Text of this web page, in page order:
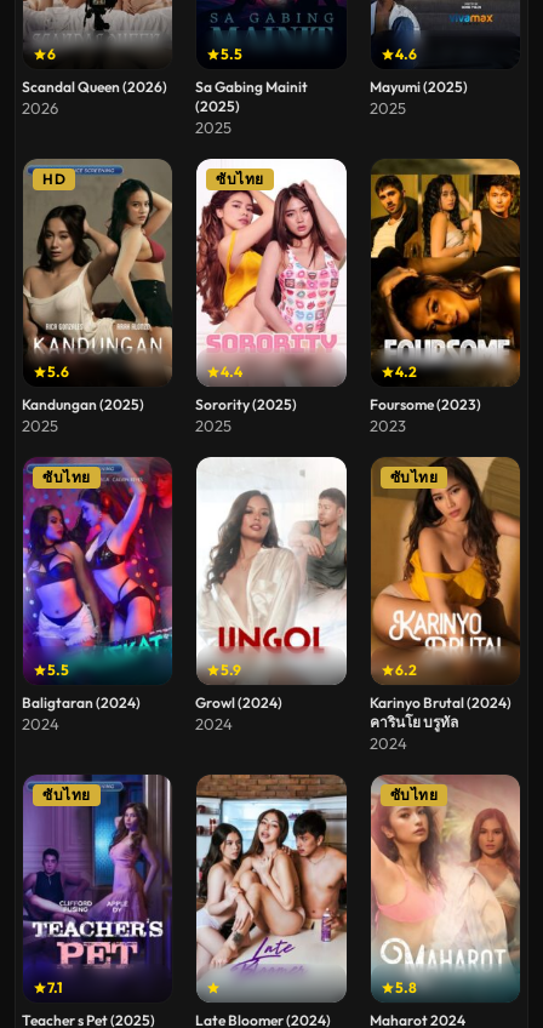
6
Scandal Queen (2026)
2026
5.5
Sa Gabing Mainit
(2025)
2025
4.6
Mayumi (2025)
2025
5.6
HD
Kandungan (2025)
2025
4.4
ซับไทย
Sorority (2025)
2025
4.2
Foursome (2023)
2023
5.5
ซับไทย
Baligtaran (2024)
2024
5.9
Growl (2024)
2024
6.2
ซับไทย
Karinyo Brutal (2024)
คารินโย บรูทัล
2024
7.1
ซับไทย
Teacher s Pet (2025) Late Bloomer (2024)
5.8
ซับไทย
Maharot 2024